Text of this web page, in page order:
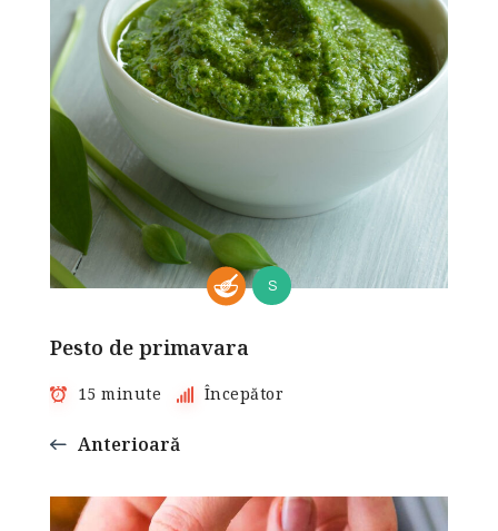
S
Pesto de primavara
15 minute Începător
Anterioară